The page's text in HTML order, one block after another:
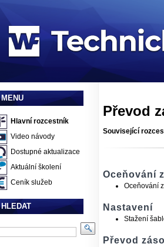
MENU
Hlavní rozcestník
Video návody
Dostupné aktualizace
Aktuální školení
Ceník služeb
HLEDAT
Převod
Související
Oceňování
Oceňování
Nastavení
Stažení
Převod